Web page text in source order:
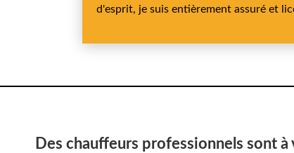
d'esprit, je suis entièrement assuré et
Des chauffeurs professionnels sont